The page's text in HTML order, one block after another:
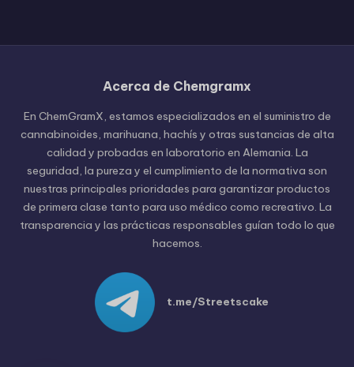
Acerca de Chemgramx
En ChemGramX, estamos especializados en el suministro de
cannabinoides, marihuana, hachís y otras sustancias de alta
calidad y probadas en laboratorio en Alemania. La
seguridad, la pureza y el cumplimiento de la normativa son
nuestras principales prioridades para garantizar productos
de primera clase tanto para uso médico como recreativo. La
transparencia y las prácticas responsables guían todo lo que
hacemos.
t.me/Streetscake
English (United States)
Czech
Polish
Hungarian